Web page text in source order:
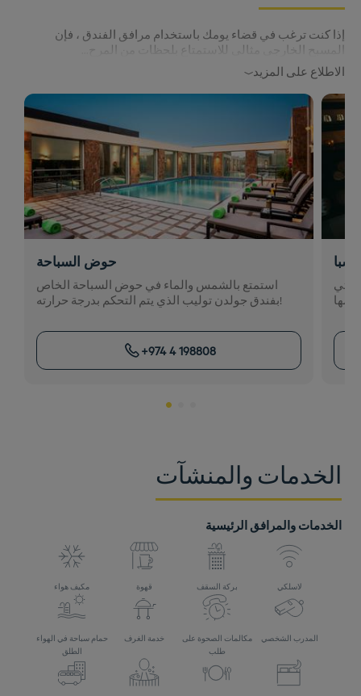
إذا كنت ترغب في قضاء يومك باستخدام مرافق الفندق ، فإن
المسبح الخارجي مثالي للاستمتاع بلحظات من المرح...
الاطلاع على المزيد
حوض السباحة
استمتع بالشمس والماء في حوض السباحة الخاص
بفندق جولدن توليب الذي يتم التحكم بدرجة حرارته!
+974 4 198808
سبا
التي
الخدمات والمنشآت
الخدمات والمرافق الرئيسية
لاسلكي بركة السقف قهوة مكيف هواء
المدرب الشخصي
مكالمات الصحوة على
طلب
خدمة الغرف
حمام سباحة في الهواء
الطلق